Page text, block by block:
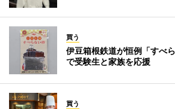
買う
伊豆箱根鉄道が恒例「すべ
で受験生と家族を応援
買う